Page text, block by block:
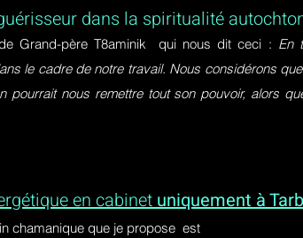
dans la spiritualité
Grand-père T8aminik qui nous dit ceci : En
le cadre de notre travail. Nous considérons
pourrait nous remettre tout son pouvoir, alors
en cabinetuniquement à
chamanique que je propose est